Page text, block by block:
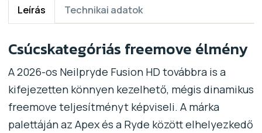
Leírás Technikai adatok
Csúcskategóriás freemove élmény
A 2026-os Neilpryde Fusion HD továbbra is a
kifejezetten könnyen kezelhető, mégis dinamikus
freemove teljesítményt képviseli. A márka
palettáján az Apex és a Ryde között elhelyezkedő